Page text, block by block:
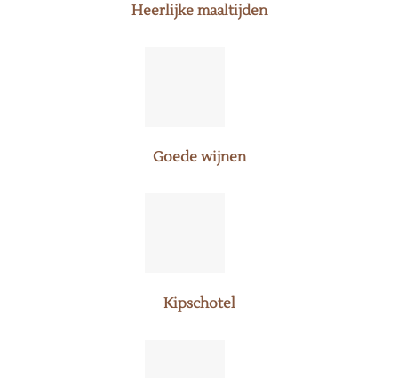
Heerlijke maaltijden
Goede wijnen
Kipschotel